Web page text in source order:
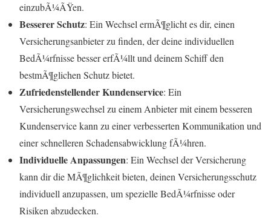
einzubÃ¼ÃŸen.
Besserer Schutz: Ein Wechsel ermÃ¶glicht es dir, einen
Versicherungsanbieter zu finden, der deine individuellen
BedÃ¼rfnisse besser erfÃ¼llt und deinem Schiff den
bestmÃ¶glichen Schutz bietet.
Zufriedenstellender Kundenservice: Ein
Versicherungswechsel zu einem Anbieter mit einem besseren
Kundenservice kann zu einer verbesserten Kommunikation und
einer schnelleren Schadensabwicklung fÃ¼hren.
Individuelle Anpassungen: Ein Wechsel der Versicherung
kann dir die MÃ¶glichkeit bieten, deinen Versicherungsschutz
individuell anzupassen, um spezielle BedÃ¼rfnisse oder
Risiken abzudecken.